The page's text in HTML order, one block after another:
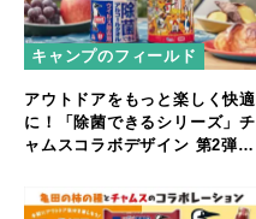
キャンプのフィールド
アウトドアをもっと楽しく快適
に！「除菌できるシリーズ」チ
ャムスコラボデザイン 第2弾を